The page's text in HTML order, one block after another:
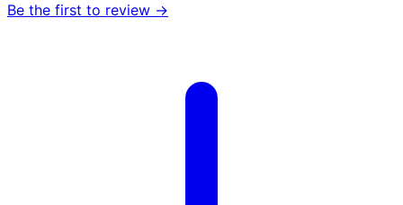
Be the first to review →